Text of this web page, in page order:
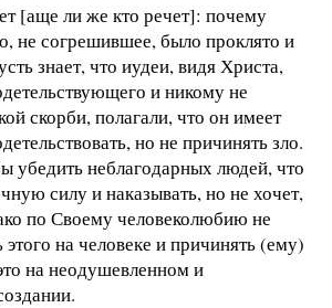
[аще ли же кто речет]: почему
не согрешившее, было проклято и
знает, что иудеи, видя Христа,
и никому не
скорби, полагали, что он имеет
но не причинять зло.
убедить неблагодарных людей, что
силу и наказывать, но не хочет,
по Своему человеколюбию не
на человеке и причинять (ему)
на неодушевленном и